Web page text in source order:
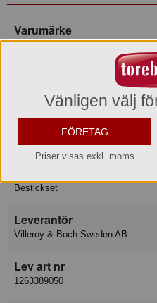
Varumärke
Villeroy & Boch
Konsumentkontakt
Villeroy & Boch Gustavsberg AB
08-570 391 00
Hemsida
https://www.villeroy-
Bestickset
Leverantör
Villeroy & Boch Sweden AB
Lev art nr
1263389050
Vänligen välj
FÖRETAG
Priser visas exkl. moms